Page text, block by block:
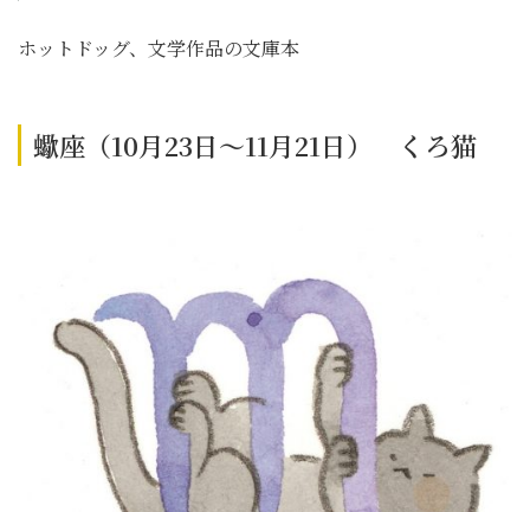
ホットドッグ、文学作品の文庫本
蠍座（10月23日～11月21日） くろ猫